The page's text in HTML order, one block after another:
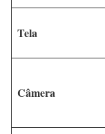
Tela
Câmera